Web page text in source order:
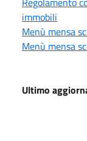
immobili
Menù mensa
Menù mensa
Ultimo